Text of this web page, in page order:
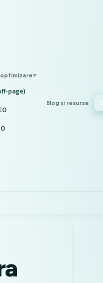
optimizare
page)
Blog și resurse